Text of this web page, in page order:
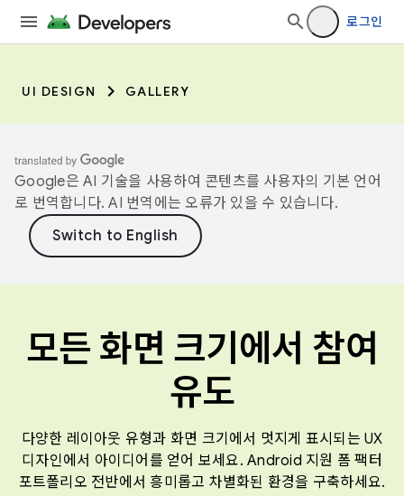
로그인
UI DESIGN GALLERY
Google은 AI 기술을 사용하여 콘텐츠를 사용자의 기본 언어
로 번역합니다. AI 번역에는 오류가 있을 수 있습니다.
모든 화면 크기에서 참여
유도
다양한 레이아웃 유형과 화면 크기에서 멋지게 표시되는 UX
디자인에서 아이디어를 얻어 보세요. Android 지원 폼 팩터
포트폴리오 전반에서 흥미롭고 차별화된 환경을 구축하세요.